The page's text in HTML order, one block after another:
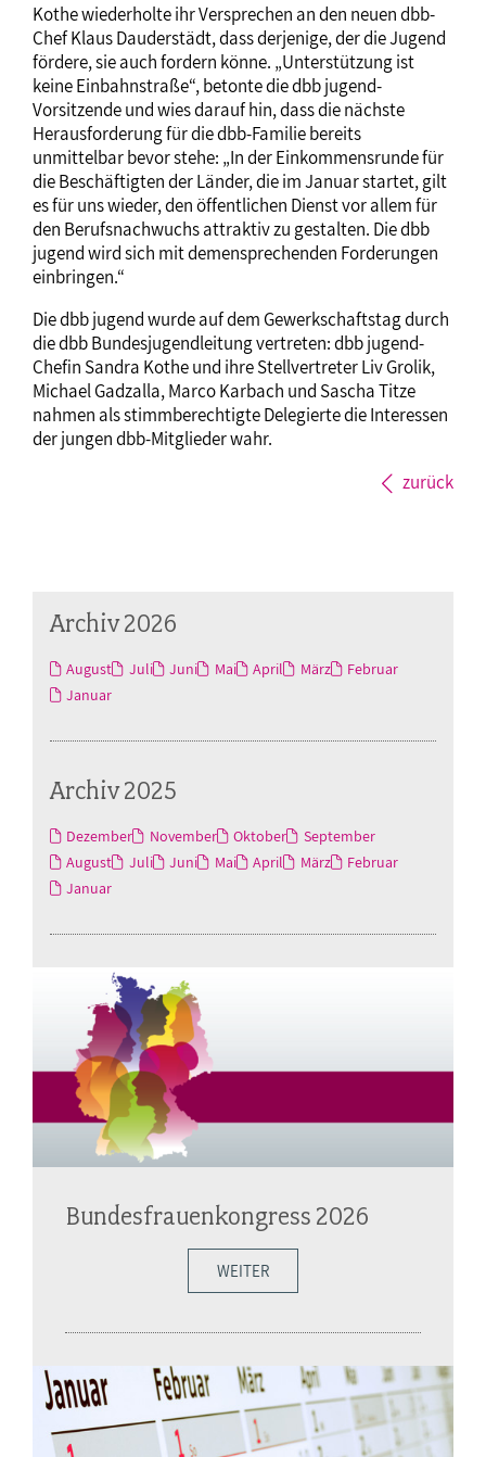
Kothe wiederholte ihr Versprechen an den neuen dbb-
Chef Klaus Dauderstädt, dass derjenige, der die Jugend
fördere, sie auch fordern könne. „Unterstützung ist
keine Einbahnstraße“, betonte die dbb jugend-
Vorsitzende und wies darauf hin, dass die nächste
Herausforderung für die dbb-Familie bereits
unmittelbar bevor stehe: „In der Einkommensrunde für
die Beschäftigten der Länder, die im Januar startet, gilt
es für uns wieder, den öffentlichen Dienst vor allem für
den Berufsnachwuchs attraktiv zu gestalten. Die dbb
jugend wird sich mit demensprechenden Forderungen
einbringen.“
Die dbb jugend wurde auf dem Gewerkschaftstag durch
die dbb Bundesjugendleitung vertreten: dbb jugend-
Chefin Sandra Kothe und ihre Stellvertreter Liv Grolik,
Michael Gadzalla, Marco Karbach und Sascha Titze
nahmen als stimmberechtigte Delegierte die Interessen
der jungen dbb-Mitglieder wahr.
zurück
Archiv 2026
August Juli Juni Mai April März
Februar
Januar
Archiv 2025
Dezember November Oktober
September
August
Juli Juni Mai April März
Februar
Januar
Bundesfrauenkongress 2026
WEITER